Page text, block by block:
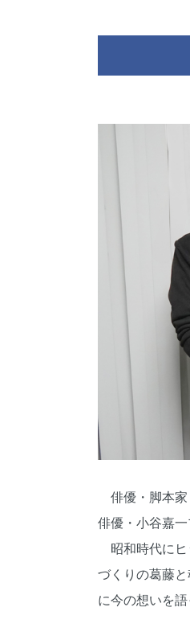
俳優・脚本家
俳優・小谷嘉
昭和時代にヒ
づくりの葛藤
に今の想いを語